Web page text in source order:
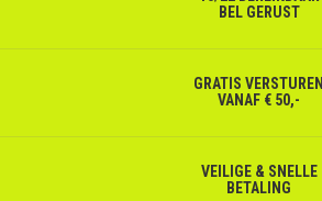
BEL GERUST
GRATIS VERSTUREN
VANAF € 50,-
VEILIGE & SNELLE
BETALING